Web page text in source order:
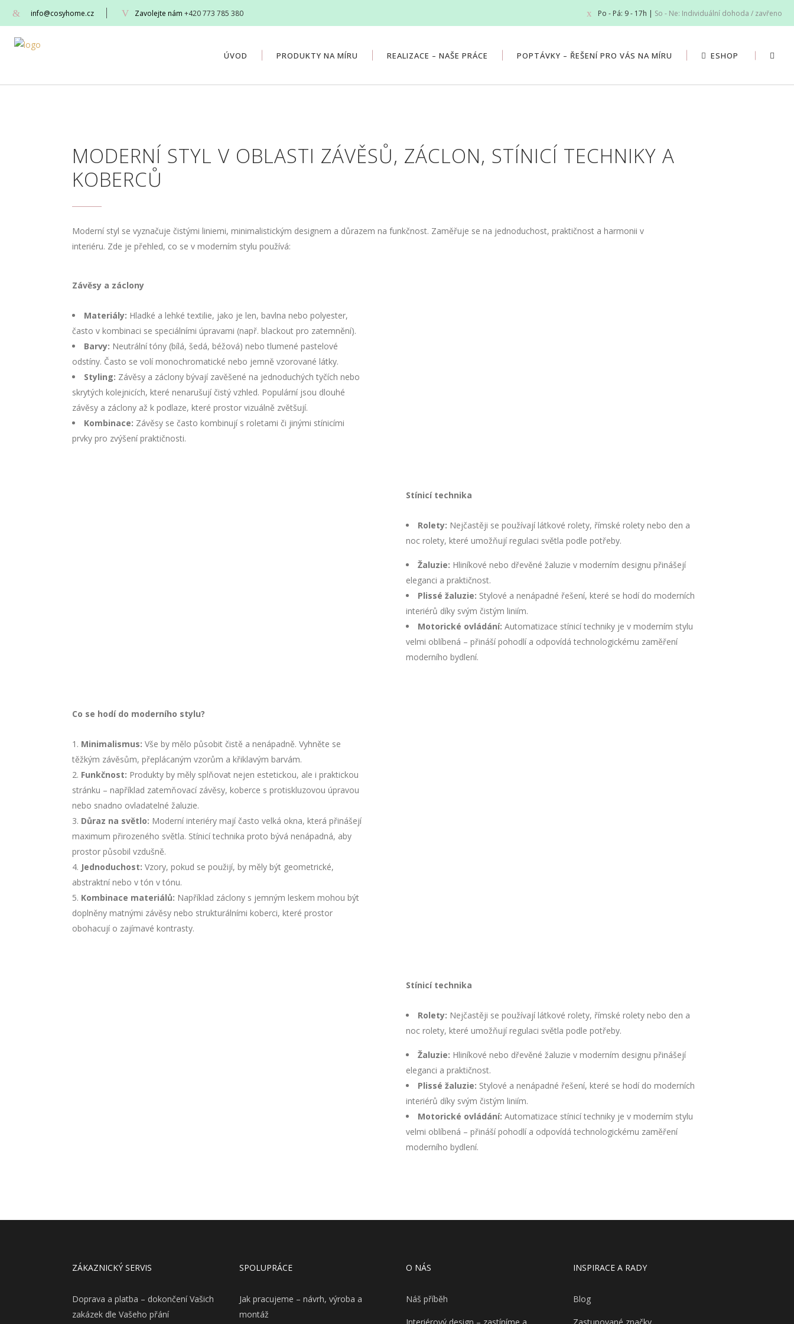
info@cosyhome.cz Zavolejte nám +420 773 785 380 Po - Pá: 9 - 17h | So - Ne: Individuální dohoda / zavřeno
ÚVOD PRODUKTY NA MÍRU REALIZACE – NAŠE PRÁCE POPTÁVKY – ŘEŠENÍ PRO VÁS NA MÍRU ESHOP
MODERNÍ STYL V OBLASTI ZÁVĚSŮ, ZÁCLON, STÍNICÍ TECHNIKY A
KOBERCŮ
Moderní styl se vyznačuje čistými liniemi, minimalistickým designem a důrazem na funkčnost. Zaměřuje se na jednoduchost, praktičnost a harmonii v
interiéru. Zde je přehled, co se v moderním stylu používá:
Závěsy a záclony
Materiály: Hladké a lehké textilie, jako je len, bavlna nebo polyester,
často v kombinaci se speciálními úpravami (např. blackout pro zatemnění).
Barvy: Neutrální tóny (bílá, šedá, béžová) nebo tlumené pastelové
odstíny. Často se volí monochromatické nebo jemně vzorované látky.
Styling: Závěsy a záclony bývají zavěšené na jednoduchých tyčích nebo
skrytých kolejnicích, které nenarušují čistý vzhled. Populární jsou dlouhé
závěsy a záclony až k podlaze, které prostor vizuálně zvětšují.
Kombinace: Závěsy se často kombinují s roletami či jinými stínicími
prvky pro zvýšení praktičnosti.
Stínicí technika
Rolety: Nejčastěji se používají látkové rolety, římské rolety nebo den a
noc rolety, které umožňují regulaci světla podle potřeby.
Žaluzie: Hliníkové nebo dřevěné žaluzie v moderním designu přinášejí
eleganci a praktičnost.
Plissé žaluzie: Stylové a nenápadné řešení, které se hodí do moderních
interiérů díky svým čistým liniím.
Motorické ovládání: Automatizace stínicí techniky je v moderním stylu
velmi oblíbená – přináší pohodlí a odpovídá technologickému zaměření
moderního bydlení.
Co se hodí do moderního stylu?
Minimalismus: Vše by mělo působit čistě a nenápadně. Vyhněte se
těžkým závěsům, přeplácaným vzorům a křiklavým barvám.
Funkčnost: Produkty by měly splňovat nejen estetickou, ale i praktickou
stránku – například zatemňovací závěsy, koberce s protiskluzovou úpravou
nebo snadno ovladatelné žaluzie.
Důraz na světlo: Moderní interiéry mají často velká okna, která přinášejí
maximum přirozeného světla. Stínicí technika proto bývá nenápadná, aby
prostor působil vzdušně.
Jednoduchost: Vzory, pokud se použijí, by měly být geometrické,
abstraktní nebo v tón v tónu.
Kombinace materiálů: Například záclony s jemným leskem mohou být
doplněny matnými závěsy nebo strukturálními koberci, které prostor
obohacují o zajímavé kontrasty.
Stínicí technika
Rolety: Nejčastěji se používají látkové rolety, římské rolety nebo den a
noc rolety, které umožňují regulaci světla podle potřeby.
Žaluzie: Hliníkové nebo dřevěné žaluzie v moderním designu přinášejí
eleganci a praktičnost.
Plissé žaluzie: Stylové a nenápadné řešení, které se hodí do moderních
interiérů díky svým čistým liniím.
Motorické ovládání: Automatizace stínicí techniky je v moderním stylu
velmi oblíbená – přináší pohodlí a odpovídá technologickému zaměření
moderního bydlení.
ZÁKAZNICKÝ SERVIS
Doprava a platba – dokončení Vašich
zakázek dle Vašeho přání
SPOLUPRÁCE
Jak pracujeme – návrh, výroba a
montáž
O NÁS
Náš příběh
INSPIRACE A RADY
Blog